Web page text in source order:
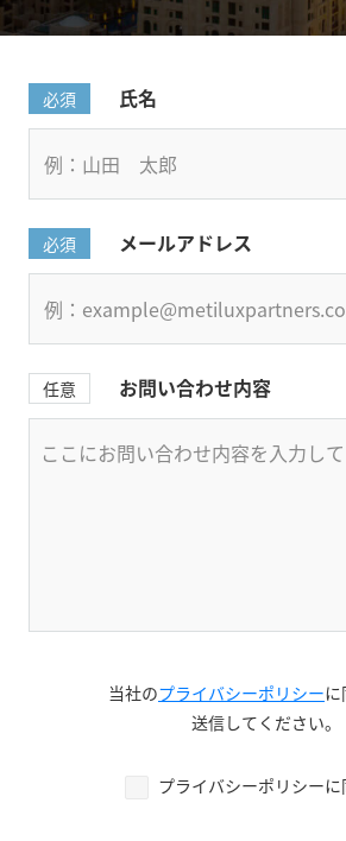
必須 氏名
必須 メールアドレス
任意 お問い合わせ内容
当社のプライバシーポリシーに
送信してください。
プライバシーポリシーに